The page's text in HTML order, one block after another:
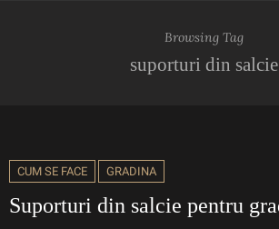
Browsing Tag
suporturi din salcie
CUM SE FACE GRADINA
Suporturi din salcie pentru